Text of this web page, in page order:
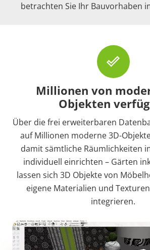
betrachten Sie Ihr Bauvorhaben
done_outline
Millionen von
Objekten
Über die frei erweiterbaren
auf Millionen moderne 3D-
damit sämtliche Räumlichkeiten
individuell einrichten – Gärten
lassen sich 3D Objekte von
eigene Materialien und
integrieren.